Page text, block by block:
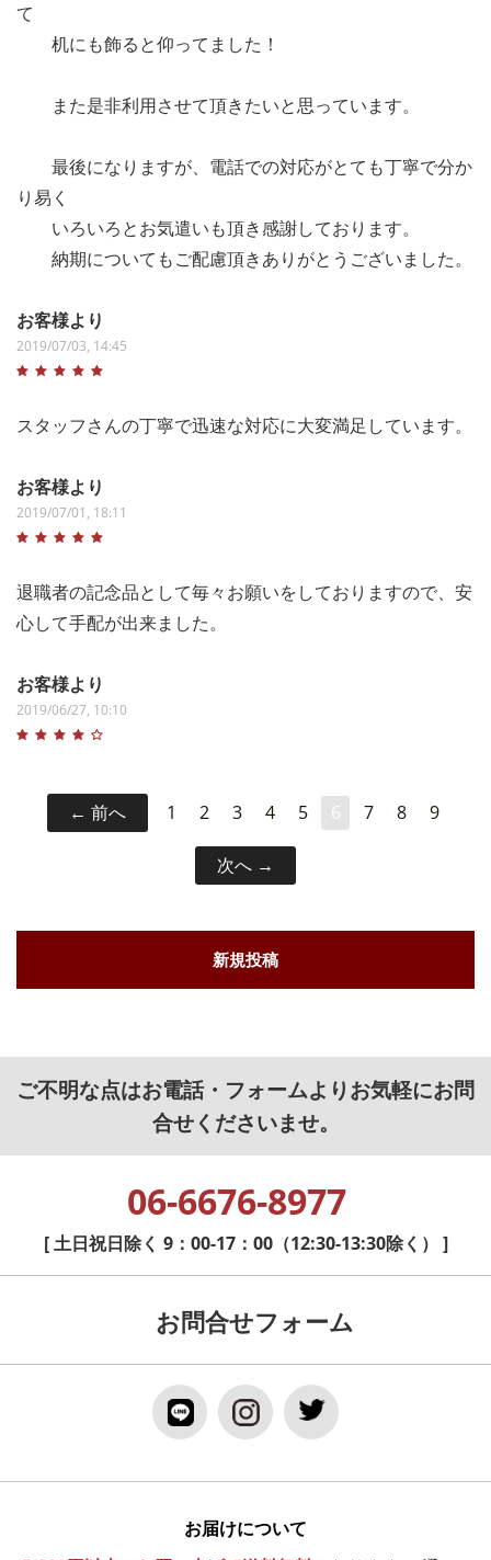
て
机にも飾ると仰ってました！
また是非利用させて頂きたいと思っています。
最後になりますが、電話での対応がとても丁寧で分か
り易く
いろいろとお気遣いも頂き感謝しております。
納期についてもご配慮頂きありがとうございました。
お客様より
2019/07/03, 14:45
スタッフさんの丁寧で迅速な対応に大変満足しています。
お客様より
2019/07/01, 18:11
退職者の記念品として毎々お願いをしておりますので、安
心して手配が出来ました。
お客様より
2019/06/27, 10:10
前へ 1 2 3 4 5 6 7 8 9
次へ
新規投稿
ご不明な点はお電話・フォームよりお気軽にお問
合せくださいませ。
06-6676-8977
[ 土日祝日除く 9：00-17：00（12:30-13:30除く） ]
お問合せフォーム
お届けについて